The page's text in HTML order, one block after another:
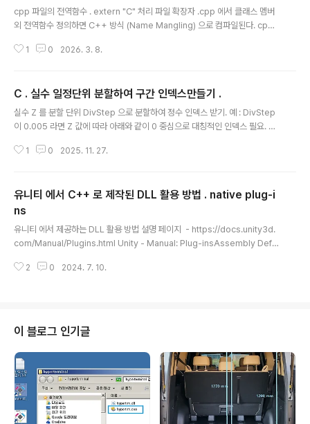
cpp 파일의 전역함수 . extern "C" 처리 파일 확장자 .cpp 에서 클래스 멤버
외 전역함수 정의하면 C++ 방식 (Name Mangling) 으로 컴파일된다. cpp
려고 하는 경우 대응위하여 항상 extern "C" 로 가드처리한다. // some_file.
일내의 전역함수 호출은 가능 }//////////////// extern "C" 로 가드처리하면 // C
파일에서도 호출 가능해짐extern "C" ..
1 0 2026. 3. 8.
C . 실수 일정단위 분할하여 구간 인덱스만들기 .
실수 Z 를 분할 단위 DivStep 으로 분할하여 정수 인덱스 받기. 예 : DivStep
이 0.005 라면 Z 값에 따라 아래와 같이 0 중심으로 대칭적인 인덱스 필요. Z |
0 0.005 0.000 -0.005 -0.010 -0.015 -0.020 -0.025 0을 중심으로 대
1 0 2025. 11. 27.
유니티 에서 C++ 로 제작된 DLL 활용 방법 . native plug-i
ns
유니티 에서 제공하는 DLL 활용 방법 설명 페이지 - https://docs.unity3d.
com/Manual/Plugins.html Unity - Manual: Plug-insAssembly Defin
ou normally use scriptsA piece of code that allows you to create
2 0 2024. 7. 10.
이 블로그 인기글